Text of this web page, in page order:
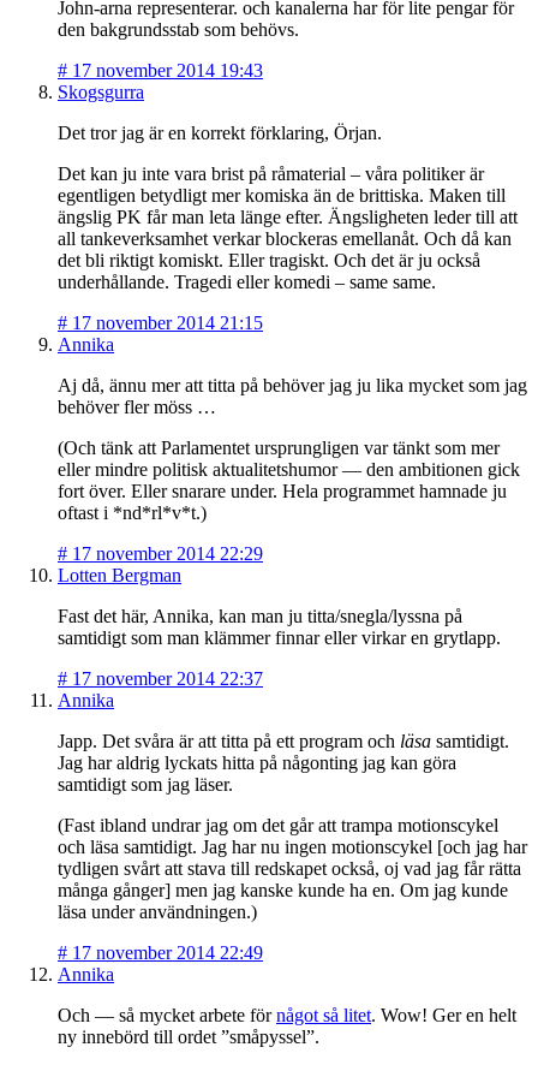
John-arna representerar. och kanalerna har för lite pengar för
den bakgrundsstab som behövs.
# 17 november 2014 19:43
Skogsgurra
Det tror jag är en korrekt förklaring, Örjan.
Det kan ju inte vara brist på råmaterial – våra politiker är
egentligen betydligt mer komiska än de brittiska. Maken till
ängslig PK får man leta länge efter. Ängsligheten leder till att
all tankeverksamhet verkar blockeras emellanåt. Och då kan
det bli riktigt komiskt. Eller tragiskt. Och det är ju också
underhållande. Tragedi eller komedi – same same.
# 17 november 2014 21:15
Annika
Aj då, ännu mer att titta på behöver jag ju lika mycket som jag
behöver fler möss …
(Och tänk att Parlamentet ursprungligen var tänkt som mer
eller mindre politisk aktualitetshumor — den ambitionen gick
fort över. Eller snarare under. Hela programmet hamnade ju
oftast i *nd*rl*v*t.)
# 17 november 2014 22:29
Lotten Bergman
Fast det här, Annika, kan man ju titta/snegla/lyssna på
samtidigt som man klämmer finnar eller virkar en grytlapp.
# 17 november 2014 22:37
Annika
Japp. Det svåra är att titta på ett program och läsa samtidigt.
Jag har aldrig lyckats hitta på någonting jag kan göra
samtidigt som jag läser.
(Fast ibland undrar jag om det går att trampa motionscykel
och läsa samtidigt. Jag har nu ingen motionscykel [och jag har
tydligen svårt att stava till redskapet också, oj vad jag får rätta
många gånger] men jag kanske kunde ha en. Om jag kunde
läsa under användningen.)
# 17 november 2014 22:49
Annika
Och — så mycket arbete förnågot så litet. Wow! Ger en helt
ny innebörd till ordet ”småpyssel”.